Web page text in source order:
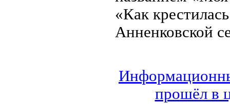
«Как
Анненковской
прошёл в